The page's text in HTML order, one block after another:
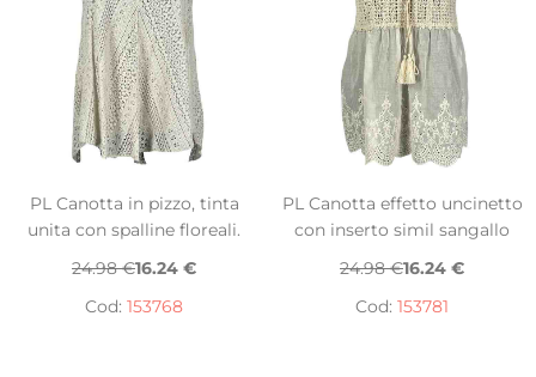
PL Canotta in pizzo, tinta
unita con spalline floreali.
24.98 €16.24 €
Cod: 153768
PL Canotta effetto uncinetto
con inserto simil sangallo
24.98 €16.24 €
Cod: 153781